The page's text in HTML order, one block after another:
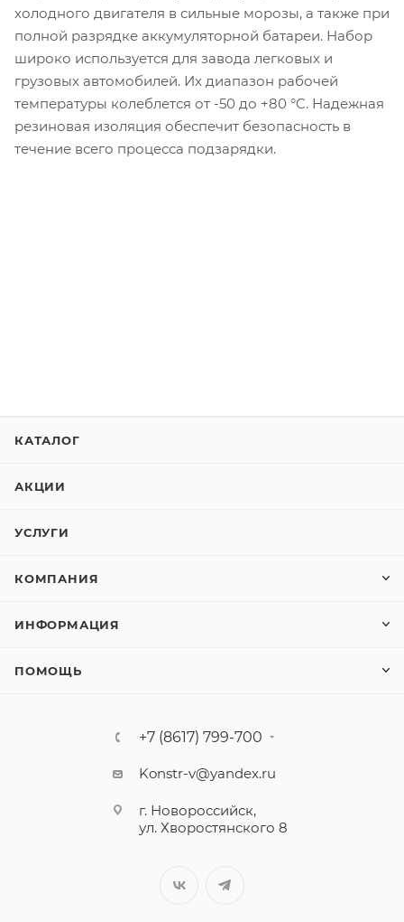
холодного двигателя в сильные морозы, а также при
полной разрядке аккумуляторной батареи. Набор
широко используется для завода легковых и
грузовых автомобилей. Их диапазон рабочей
температуры колеблется от -50 до +80 °C. Надежная
резиновая изоляция обеспечит безопасность в
течение всего процесса подзарядки.
КАТАЛОГ
АКЦИИ
УСЛУГИ
КОМПАНИЯ
ИНФОРМАЦИЯ
ПОМОЩЬ
+7 (8617) 799-700
Konstr-v@yandex.ru
г. Новороссийск,
ул. Хворостянского 8